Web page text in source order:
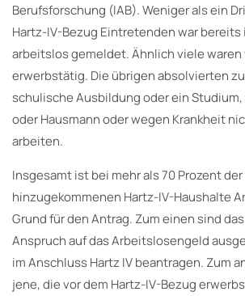
Berufsforschung (IAB). Weniger als ein
Hartz-IV-Bezug Eintretenden war bereits
arbeitslos gemeldet. Ähnlich viele waren
erwerbstätig. Die übrigen absolvierten
schulische Ausbildung oder ein Studium,
oder Hausmann oder wegen Krankheit
arbeiten.
Insgesamt ist bei mehr als 70 Prozent
hinzugekommenen Hartz-IV-Haushalte
Grund für den Antrag. Zum einen sind
Anspruch auf das Arbeitslosengeld
im Anschluss Hartz IV beantragen. Zum
jene, die vor dem Hartz-IV-Bezug